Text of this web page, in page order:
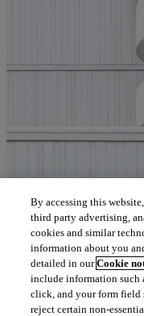
By accessing this
third party advertising,
cookies and similar
information about you
detailed in ourCookie
include information such
click, and your form field
reject certain non-